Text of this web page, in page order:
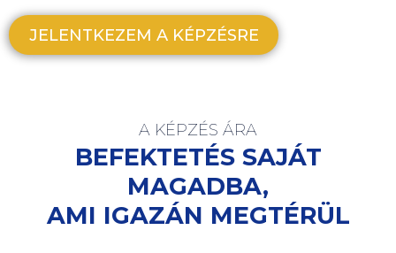
JELENTKEZEM A KÉPZÉSRE
A KÉPZÉS ÁRA
BEFEKTETÉS SAJÁT
MAGADBA,
AMI IGAZÁN MEGTÉRÜL